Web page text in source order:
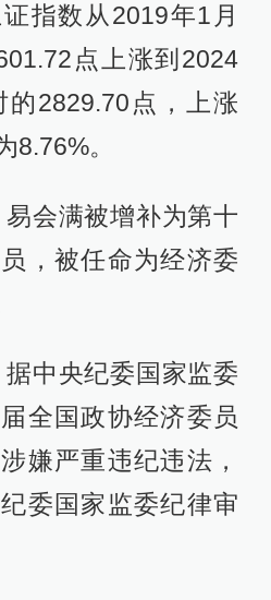
指数从2019年1月
点上涨到2024
2829.70点，上涨
8.76%。
会满被增补为第十
，被任命为经济委
中央纪委国家监委
全国政协经济委员
嫌严重违纪违法，
委国家监委纪律审